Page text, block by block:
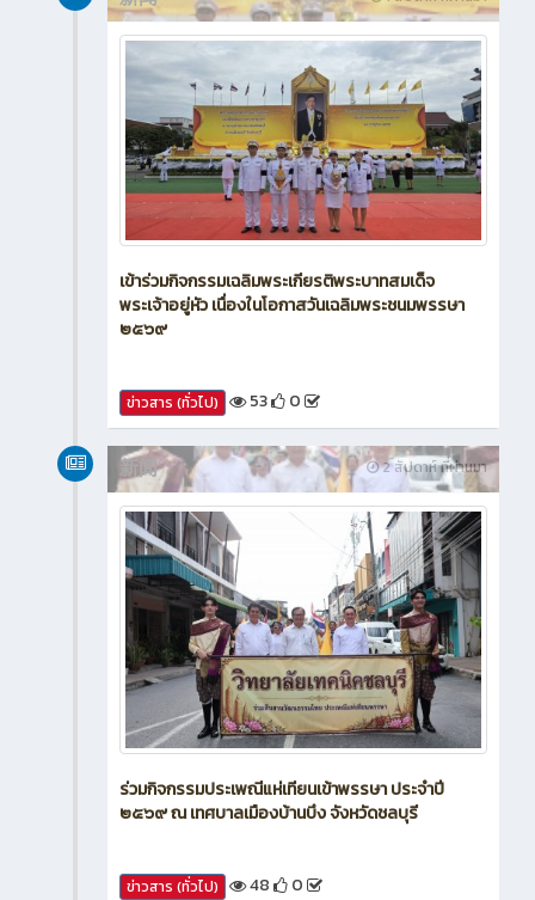
เข้าร่วมกิจกรรมเฉลิมพระเกียรติพระบาทสมเด็จ
พระเจ้าอยู่หัว เนื่องในโอกาสวันเฉลิมพระชนมพรรษา
๒๕๖๙
ข่าวสาร (ทั่วไป) 53 0
2 สัปดาห์ ที่ผ่านมา
新闻
ร่วมกิจกรรมประเพณีแห่เทียนเข้าพรรษา ประจำปี
๒๕๖๙ ณ เทศบาลเมืองบ้านบึง จังหวัดชลบุรี
ข่าวสาร (ทั่วไป) 48 0